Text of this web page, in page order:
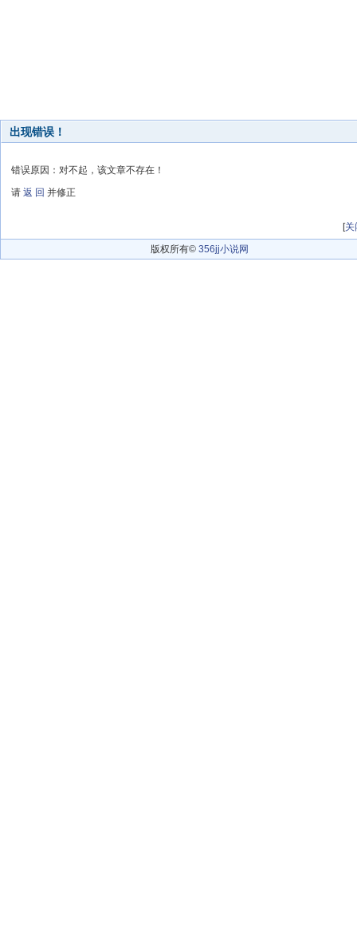
出现错误！
错误原因：对不起，该文章不存在！
请 返 回 并修正
[关
版权所有© 356jj小说网